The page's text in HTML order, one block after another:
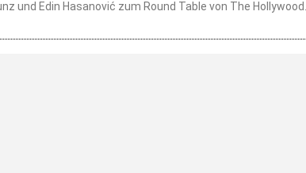
und Edin Hasanović zum Round Table von The Hollywood...